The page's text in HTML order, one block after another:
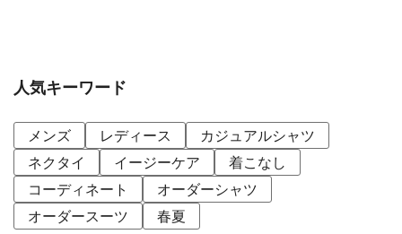
人気キーワード
メンズ レディース
カジュアルシャツ
ネクタイ
イージーケア
着こなし
コーディネート
オーダーシャツ
オーダースーツ
春夏